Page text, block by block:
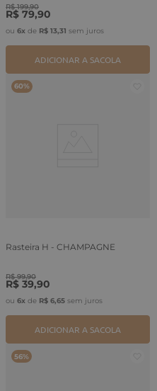
R$ 199,90
R$ 79,90
ou 6x de R$ 13,31 sem juros
ADICIONAR A SACOLA
60%
Rasteira H - CHAMPAGNE
R$ 99,90
R$ 39,90
ou 6x de R$ 6,65 sem juros
ADICIONAR A SACOLA
56%